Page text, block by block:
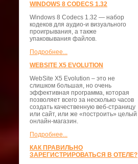
WINDOWS 8 CODECS 1.32
Windows 8 Codecs 1.32 — набор
кодеков для аудио-и визуального
проигрывания, а также
упаковывания файлов.
Подробнее...
WEBSITE X5 EVOLUTION
WebSite X5 Evolution – это не
слишком большая, но очень
эффективная программа, которая
позволяет всего за несколько часов
создать качественную веб-страницу
или сайт, или же «построить» целый
онлайн-магазин.
Подробнее...
КАК ПРАВИЛЬНО
ЗАРЕГИСТРИРОВАТЬСЯ В ОТЕЛЕ?